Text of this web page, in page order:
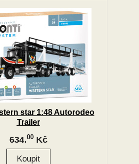
star 1:48 Autorodeo
Trailer
634.00Kč